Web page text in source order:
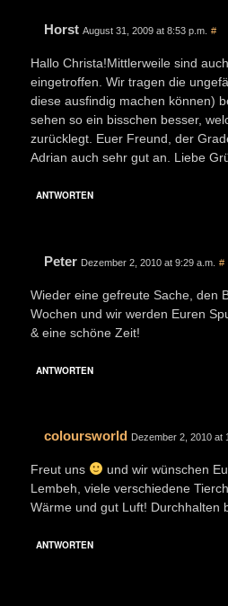
Horst August 31, 2009 at 8:53 p.m. #
Hallo Christa!Mittlerweile sind
eingetroffen. Wir tragen die
diese ausfindig machen können)
sehen so ein bisschen besser,
zurücklegt. Euer Freund, der
Adrian auch sehr gut an. Liebe
ANTWORTEN
Peter Dezember 2, 2010 at 9:29 a.m. #
Wieder eine gefreute Sache, den
Wochen und wir werden Euren
& eine schöne Zeit!
ANTWORTEN
coloursworld Dezember 2, 2010 at
Freut uns
und wir wünschen
Lembeh, viele verschiedene
Wärme und gut Luft! Durchhalten
ANTWORTEN